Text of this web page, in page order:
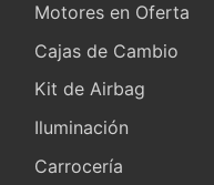
Motores en Oferta
Cajas de Cambio
Kit de Airbag
Iluminación
Carrocería